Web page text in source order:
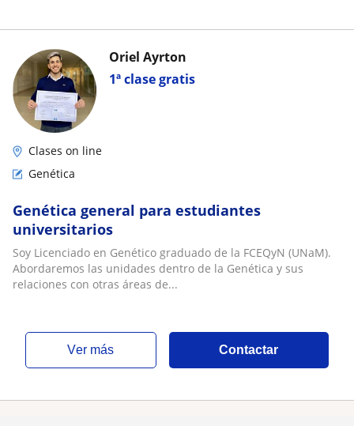
1ª clase gratis
Oriel Ayrton
Clases on line
Genética
Genética general para estudiantes
universitarios
Soy Licenciado en Genético graduado de la FCEQyN (UNaM).
Abordaremos las unidades dentro de la Genética y sus
relaciones con otras áreas de...
ver más Contactar